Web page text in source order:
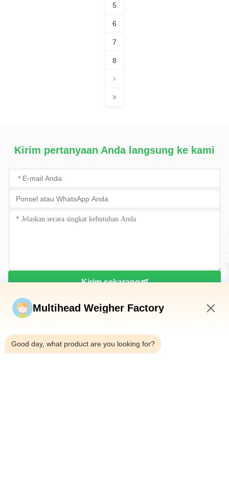
5
6
7
8
Kirim pertanyaan Anda langsung ke kami
Kirim sekarang
Multihead Weigher Factory
Good day, what product are you looking for?